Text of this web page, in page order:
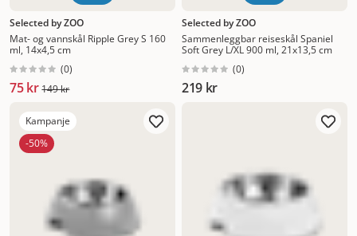
Selected by ZOO
Mat- og vannskål Ripple Grey S 160
ml, 14x4,5 cm
(0)
75 kr 149 kr
Selected by ZOO
Sammenleggbar reiseskål Spaniel
Soft Grey L/XL 900 ml, 21x13,5 cm
(0)
219 kr
Kampanje
-50%